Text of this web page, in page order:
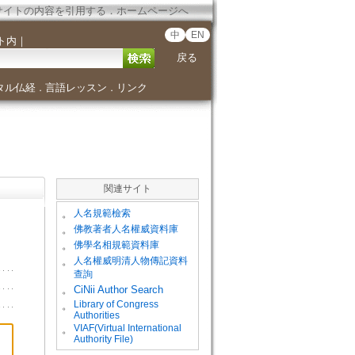
イトの内容を引用する．ホームページへ
内 ｜ 中 EN
戻る
ル仏経． 言語レッスン ． リンク
関連サイト
。 人名規範檢索
。 佛教著者人名權威資料庫
。 佛學名相規範資料庫
。
人名權威明清人物傳記資料
查詢
。
CiNii Author Search
。
Library of Congress
Authorities
。
VIAF(Virtual International
Authority File)